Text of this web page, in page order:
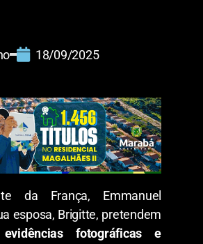
18/09/2025
da França, Emmanuel
esposa, Brigitte, pretendem
evidências fotográficas e